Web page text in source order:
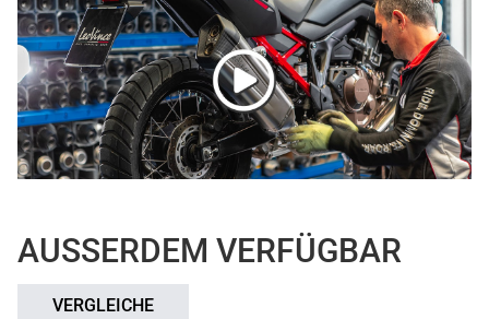
AUSSERDEM VERFÜGBAR
VERGLEICHE